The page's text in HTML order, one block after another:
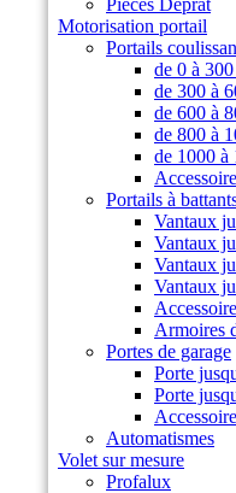
Pièces Deprat
Motorisation portail
Portails
de 0 à
de 300 à
de 600 à
de 800 à
de 1000
Portails à
Vantaux
Vantaux
Vantaux
Vantaux
Armoires
Portes de garage
Porte
Porte
Automatismes
Volet sur mesure
Profalux